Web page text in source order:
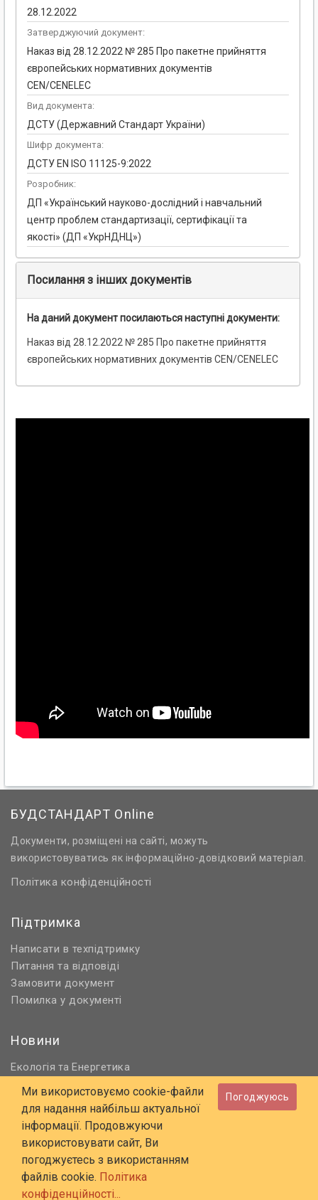
28.12.2022
Затверджуючий документ:
Наказ від 28.12.2022 № 285 Про пакетне прийняття
європейських нормативних документів
CEN/CENELEC
Вид документа:
ДСТУ (Державний Стандарт України)
Шифр документа:
ДСТУ EN ISO 11125-9:2022
Розробник:
ДП «Український науково-дослідний і навчальний
центр проблем стандартизації, сертифікації та
якості» (ДП «УкрНДНЦ»)
Посилання з інших документів
На даний документ посилаються наступні документи:
Наказ від 28.12.2022 № 285 Про пакетне прийняття
європейських нормативних документів CEN/CENELEC
БУДСТАНДАРТ Online
Документи, розміщені на сайті, можуть
використовуватись як інформаційно-довідковий матеріал.
Політика конфіденційності
Підтримка
Написати в техпідтримку
Питання та відповіді
Замовити документ
Помилка у документі
Новини
Екологія та Енергетика
Нормативне регулювання
Будівництво та проєктування
Охорона праці та ПБ
© 2006 - 2026 Всі права захищені
E-mail: online@budstandart.com
Ми використовуємо cookie-файли
для надання найбільш актуальної
інформації. Продовжуючи
використовувати сайт, Ви
погоджуєтесь з використанням
файлів cookie. Політика
конфіденційності...
Погоджуюсь